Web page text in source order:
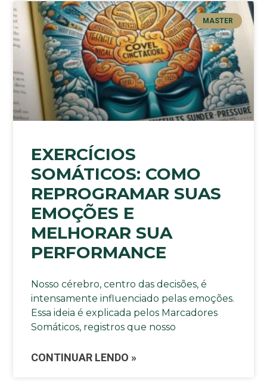
MASTER
EXERCÍCIOS
SOMÁTICOS: COMO
REPROGRAMAR SUAS
EMOÇÕES E
MELHORAR SUA
PERFORMANCE
Nosso cérebro, centro das decisões, é
intensamente influenciado pelas emoções.
Essa ideia é explicada pelos Marcadores
Somáticos, registros que nosso
CONTINUAR LENDO »